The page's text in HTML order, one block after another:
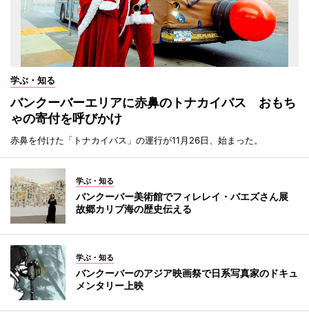
学ぶ・知る
バンクーバーエリアに赤鼻のトナカイバス おもち
ゃの寄付を呼びかけ
赤鼻を付けた「トナカイバス」の運行が11月26日、始まった。
学ぶ・知る
バンクーバー美術館でフィレレイ・バエズさん展
故郷カリブ海の歴史伝える
学ぶ・知る
バンクーバーのアジア映画祭で日系写真家のドキュ
メンタリー上映